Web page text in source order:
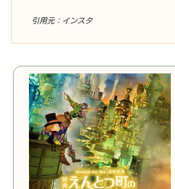
引用元：インスタ